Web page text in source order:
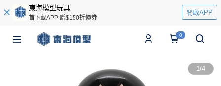
東海模型玩具
首下載APP 贈$150折價券
開啟APP
0
1/4